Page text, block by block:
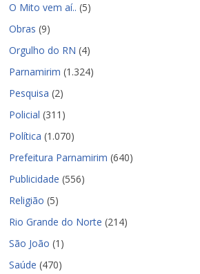
O Mito vem aí.. (5)
Obras (9)
Orgulho do RN (4)
Parnamirim (1.324)
Pesquisa (2)
Policial (311)
Política (1.070)
Prefeitura Parnamirim (640)
Publicidade (556)
Religião (5)
Rio Grande do Norte (214)
São João (1)
Saúde (470)